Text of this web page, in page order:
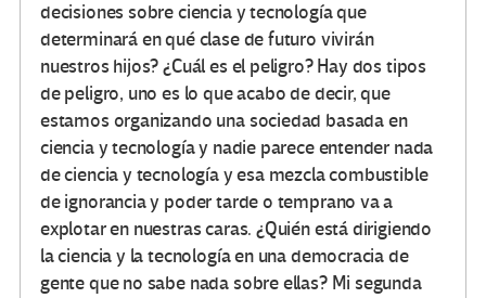
decisiones sobre ciencia y tecnología que
determinará en qué clase de futuro vivirán
nuestros hijos? ¿Cuál es el peligro? Hay dos tipos
de peligro, uno es lo que acabo de decir, que
estamos organizando una sociedad basada en
ciencia y tecnología y nadie parece entender nada
de ciencia y tecnología y esa mezcla combustible
de ignorancia y poder tarde o temprano va a
explotar en nuestras caras. ¿Quién está dirigiendo
la ciencia y la tecnología en una democracia de
gente que no sabe nada sobre ellas? Mi segunda